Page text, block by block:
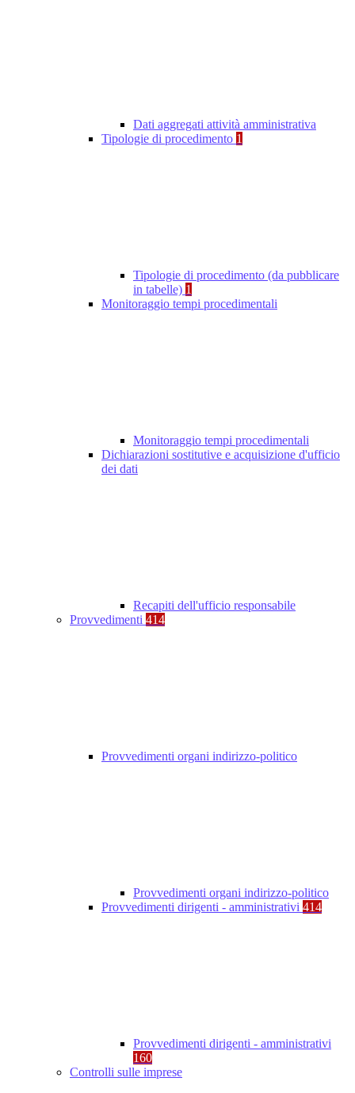
Dati aggregati attività amministrativa
Tipologie di procedimento 1
Tipologie di procedimento (da pubblicare
in tabelle) 1
Monitoraggio tempi procedimentali
Monitoraggio tempi procedimentali
Dichiarazioni sostitutive e acquisizione d'ufficio
dei dati
Recapiti dell'ufficio responsabile
Provvedimenti 414
Provvedimenti organi indirizzo-politico
Provvedimenti organi indirizzo-politico
Provvedimenti dirigenti - amministrativi 414
Provvedimenti dirigenti - amministrativi
160
Controlli sulle imprese